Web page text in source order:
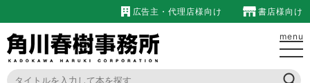
広告主・代理店様向け 書店様向け
menu